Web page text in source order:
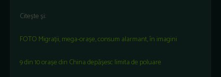
Citește și:
FOTO Migrații, mega-orașe, consum alarmant, în imagini
9 din 10 orașe din China depășesc limita de poluare